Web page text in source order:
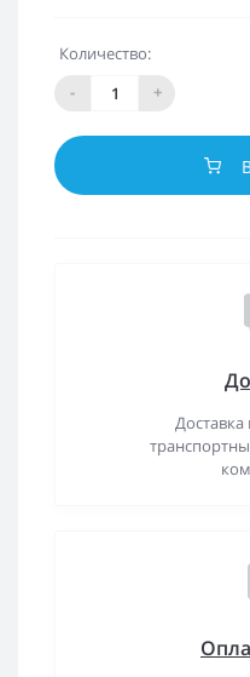
Количество:
-
+
Доставка